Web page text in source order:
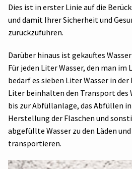
Dies ist in erster Linie auf die
und damit Ihrer Sicherheit und
zurückzuführen.
Darüber hinaus ist gekauftes
Für jeden Liter Wasser, den man im
bedarf es sieben Liter Wasser in
Liter beinhalten den Transport des
bis zur Abfüllanlage, das Abfüllen
Herstellung der Flaschen und
abgefüllte Wasser zu den Läden
transportieren.